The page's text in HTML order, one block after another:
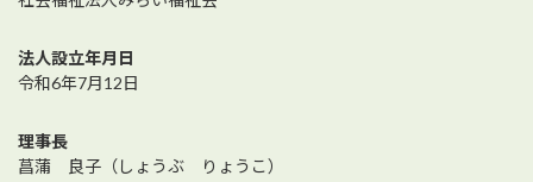
法人設立年月日
令和6年7月12日
理事長
菖蒲 良子（しょうぶ りょうこ）